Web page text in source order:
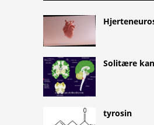
Solitære
tyrosin